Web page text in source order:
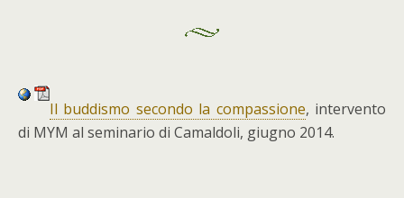
Il buddismo secondo la compassione, intervento
di MYM al seminario di Camaldoli, giugno 2014.